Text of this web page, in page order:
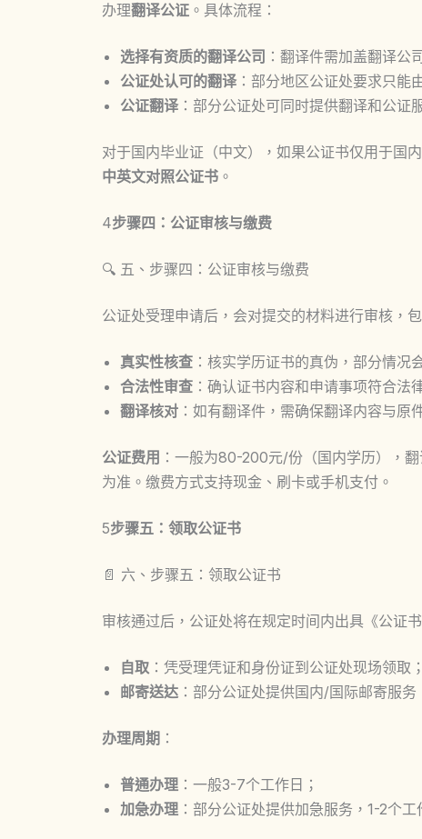
办理翻译公证 。具体流程：
选择有资质的翻译公司 ：翻译件需加盖翻译公
公证处认可的翻译 ：部分地区公证处要求只能
公证翻译 ：部分公证处可同时提供翻译和公证
对于国内毕业证（中文），如果公证书仅用于国
中英文对照公证书 。
4步骤四：公证审核与缴费
🔍 五、步骤四：公证审核与缴费
公证处受理申请后，会对提交的材料进行审核，包
真实性核查 ：核实学历证书的真伪，部分情况
合法性审查 ：确认证书内容和申请事项符合法
翻译核对 ：如有翻译件，需确保翻译内容与原
公证费用 ：一般为80-200元/份（国内学历），
为准。缴费方式支持现金、刷卡或手机支付。
5步骤五：领取公证书
📄 六、步骤五：领取公证书
审核通过后，公证处将在规定时间内出具《公证
自取 ：凭受理凭证和身份证到公证处现场领取；
邮寄送达 ：部分公证处提供国内/国际邮寄服务
办理周期 ：
普通办理 ：一般3-7个工作日；
加急办理 ：部分公证处提供加急服务，1-2个